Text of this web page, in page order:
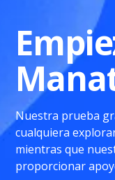
Nuestra prueba
cualquiera
mientras que
proporcionar